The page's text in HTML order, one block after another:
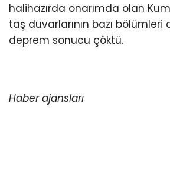
halihazırda onarımda olan
taş duvarlarının bazı bölümleri
deprem sonucu çöktü.
Haber ajansları